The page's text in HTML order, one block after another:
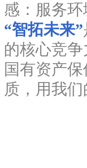
感：服务
“智拓未来”
的核心竞
国有资产
质，用我